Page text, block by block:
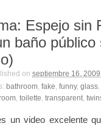
Espejo sin
baño
on septiembre 16, 2009
bathroom, fake, funny, glass,
, toilette, transparent,
un video excelente